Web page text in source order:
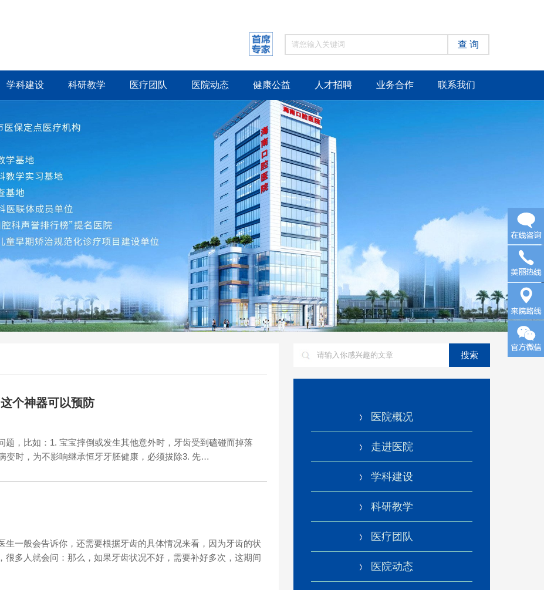
查 询
学科建设 科研教学 医疗团队 医院动态 健康公益 人才招聘 业务合作 联系我们
个神器可以预防
，比如：1. 宝宝摔倒或发生其他意外时，牙齿受到磕碰而掉落
变时，为不影响继承恒牙牙胚健康，必须拔除3. 先…
一般会告诉你，还需要根据牙齿的具体情况来看，因为牙齿的状
多人就会问：那么，如果牙齿状况不好，需要补好多次，这期间
搜索
医院概况
走进医院
学科建设
科研教学
医疗团队
医院动态
在线咨
询
来院路